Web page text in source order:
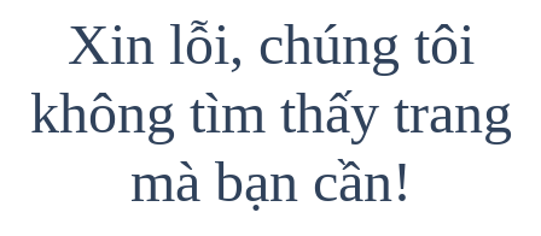
Xin lỗi, chúng tôi
không tìm thấy trang
mà bạn cần!